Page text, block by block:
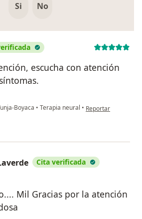
Si No
escucha con atención
Boyaca • Terapia neural • en opinión del
Reportar
Cita verificada
Mil Gracias por la atención